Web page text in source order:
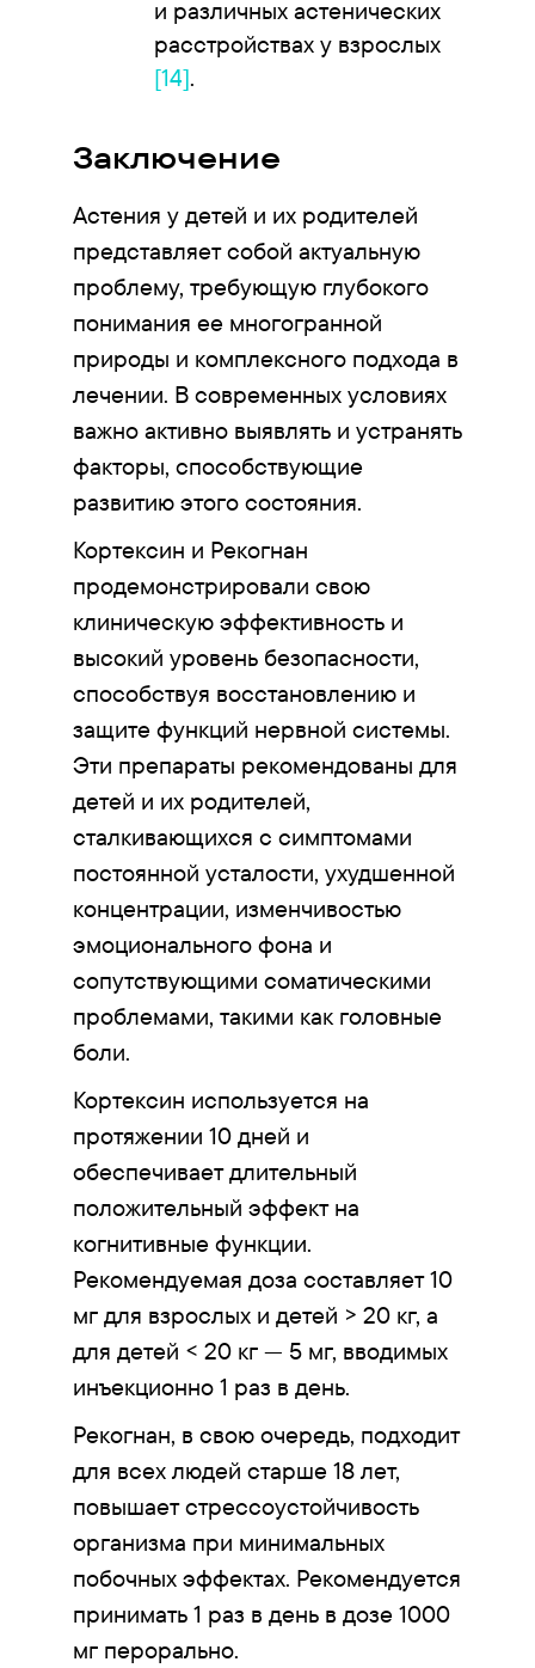
и различных астенических
расстройствах у взрослых
[14].
Заключение
Астения у детей и их родителей
представляет собой актуальную
проблему, требующую глубокого
понимания ее многогранной
природы и комплексного подхода в
лечении. В современных условиях
важно активно выявлять и устранять
факторы, способствующие
развитию этого состояния.
Кортексин и Рекогнан
продемонстрировали свою
клиническую эффективность и
высокий уровень безопасности,
способствуя восстановлению и
защите функций нервной системы.
Эти препараты рекомендованы для
детей и их родителей,
сталкивающихся с симптомами
постоянной усталости, ухудшенной
концентрации, изменчивостью
эмоционального фона и
сопутствующими соматическими
проблемами, такими как головные
боли.
Кортексин используется на
протяжении 10 дней и
обеспечивает длительный
положительный эффект на
когнитивные функции.
Рекомендуемая доза составляет 10
мг для взрослых и детей > 20 кг, а
для детей < 20 кг — 5 мг, вводимых
инъекционно 1 раз в день.
Рекогнан, в свою очередь, подходит
для всех людей старше 18 лет,
повышает стрессоустойчивость
организма при минимальных
побочных эффектах. Рекомендуется
принимать 1 раз в день в дозе 1000
мг перорально.